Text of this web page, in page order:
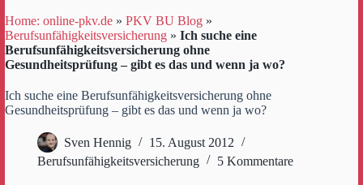
Home: online-pkv.de » PKV BU Blog »
Berufsunfähigkeitsversicherung » Ich suche eine
Berufsunfähigkeitsversicherung ohne
Gesundheitsprüfung – gibt es das und wenn ja wo?
Ich suche eine Berufsunfähigkeitsversicherung ohne
Gesundheitsprüfung – gibt es das und wenn ja wo?
Sven Hennig
15. August 2012
Berufsunfähigkeitsversicherung
5 Kommentare